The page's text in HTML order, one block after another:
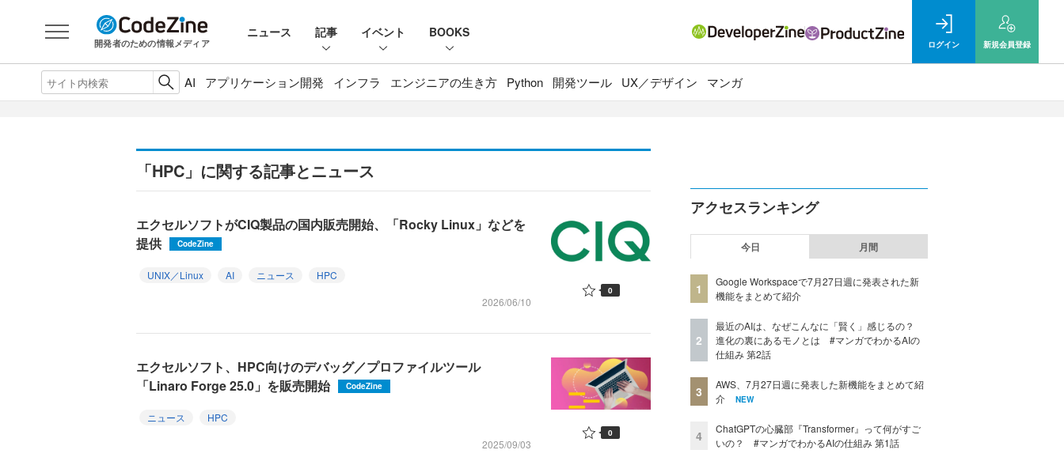
開発者のための情報メディア
ニュース 記事 イベント BOOKS
ログイン 新規会員登録
AI アプリケーション開発 インフラ エンジニアの生き方 Python 開発ツール UX／デザイン マンガ
「HPC」に関する記事とニュース
エクセルソフトがCIQ製品の国内販売開始、「Rocky Linux」などを
提供
CodeZine
UNIX／Linux AI ニュース
HPC
2026/06/10
0
エクセルソフト、HPC向けのデバッグ／プロファイルツール
「Linaro Forge 25.0」を販売開始
CodeZine
ニュース
HPC
2025/09/03
0
アクセスランキング
今日 月間
1
Google Workspaceで7月27日週に発表された新
機能をまとめて紹介
2
最近のAIは、なぜこんなに「賢く」感じるの？
進化の裏にあるモノとは #マンガでわかるAIの
仕組み 第2話
3
AWS、7月27日週に発表した新機能をまとめて紹
介
NEW
4
ChatGPTの心臓部『Transformer』って何がすご
いの？ #マンガでわかるAIの仕組み 第1話